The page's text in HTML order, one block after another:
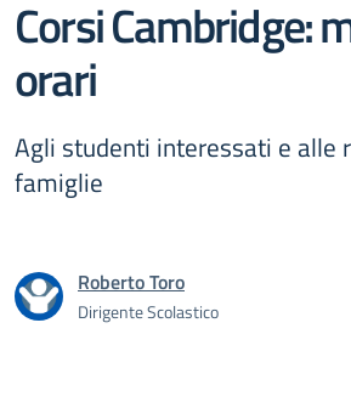
Corsi Cambridge:
orari
Agli studenti interessati e alle
famiglie
Roberto Toro
Dirigente Scolastico